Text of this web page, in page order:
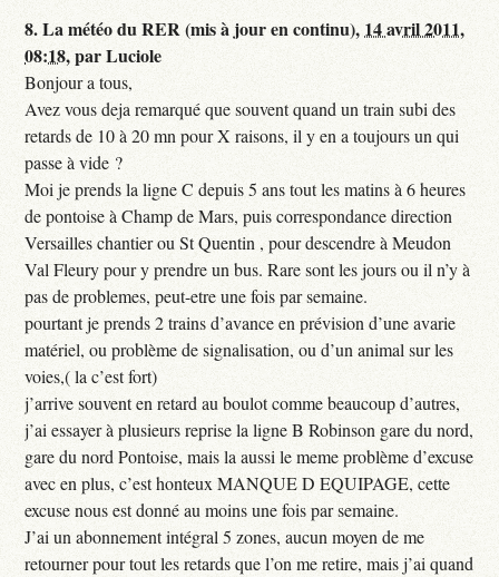
8.La météo du RER (mis à jour en continu), 14 avril 2011,
08:18,parLuciole
Bonjour a tous,
Avez vous deja remarqué que souvent quand un train subi des
retards de 10 à 20 mn pour X raisons, il y en a toujours un qui
passe à vide ?
Moi je prends la ligne C depuis 5 ans tout les matins à 6 heures
de pontoise à Champ de Mars, puis correspondance direction
Versailles chantier ou St Quentin , pour descendre à Meudon
Val Fleury pour y prendre un bus. Rare sont les jours ou il n’y à
pas de problemes, peut-etre une fois par semaine.
pourtant je prends 2 trains d’avance en prévision d’une avarie
matériel, ou problème de signalisation, ou d’un animal sur les
voies,( la c’est fort)
j’arrive souvent en retard au boulot comme beaucoup d’autres,
j’ai essayer à plusieurs reprise la ligne B Robinson gare du nord,
gare du nord Pontoise, mais la aussi le meme problème d’excuse
avec en plus, c’est honteux MANQUE D EQUIPAGE, cette
excuse nous est donné au moins une fois par semaine.
J’ai un abonnement intégral 5 zones, aucun moyen de me
retourner pour tout les retards que l’on me retire, mais j’ai quand